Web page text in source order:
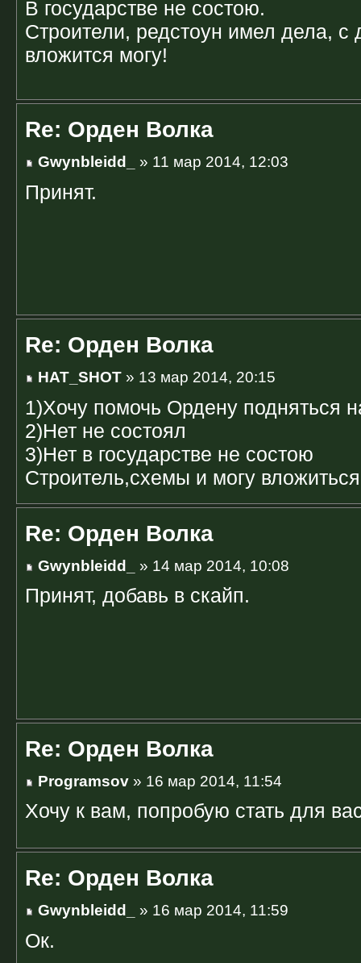
В государстве не состою.
Строители, редстоун имел дела, с
вложится могу!
Re: Орден Волка
Gwynbleidd_ » 11 мар 2014, 12:03
Принят.
Re: Орден Волка
HAT_SHOT » 13 мар 2014, 20:15
1)Хочу помочь Ордену подняться
2)Нет не состоял
3)Нет в государстве не состою
Строитель,схемы и могу вложиться
Re: Орден Волка
Gwynbleidd_ » 14 мар 2014, 10:08
Принят, добавь в скайп.
Re: Орден Волка
Programsov » 16 мар 2014, 11:54
Хочу к вам, попробую стать для
Re: Орден Волка
Gwynbleidd_ » 16 мар 2014, 11:59
Ок.